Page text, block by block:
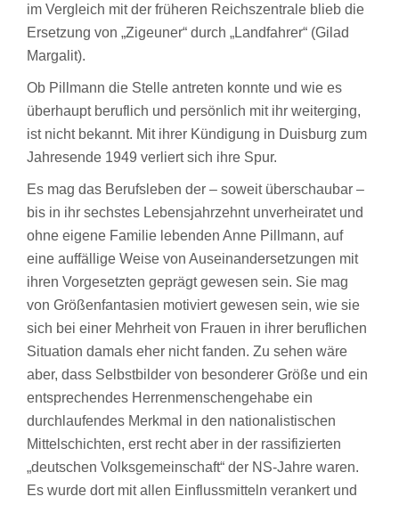
im Vergleich mit der früheren Reichszentrale blieb die
Ersetzung von „Zigeuner“ durch „Landfahrer“ (Gilad
Margalit).
Ob Pillmann die Stelle antreten konnte und wie es
überhaupt beruflich und persönlich mit ihr weiterging,
ist nicht bekannt. Mit ihrer Kündigung in Duisburg zum
Jahresende 1949 verliert sich ihre Spur.
Es mag das Berufsleben der – soweit überschaubar –
bis in ihr sechstes Lebensjahrzehnt unverheiratet und
ohne eigene Familie lebenden Anne Pillmann, auf
eine auffällige Weise von Auseinandersetzungen mit
ihren Vorgesetzten geprägt gewesen sein. Sie mag
von Größenfantasien motiviert gewesen sein, wie sie
sich bei einer Mehrheit von Frauen in ihrer beruflichen
Situation damals eher nicht fanden. Zu sehen wäre
aber, dass Selbstbilder von besonderer Größe und ein
entsprechendes Herrenmenschengehabe ein
durchlaufendes Merkmal in den nationalistischen
Mittelschichten, erst recht aber in der rassifizierten
„deutschen Volksgemeinschaft“ der NS-Jahre waren.
Es wurde dort mit allen Einflussmitteln verankert und